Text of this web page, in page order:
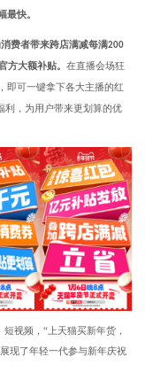
最快。
费者带来跨店满减每满200
方大额补贴。 在直播会场狂
即可一键拿下各大主播的红
利，为用户带来更划算的优
视频，“上天猫买新年货，
现了年轻一代参与新年庆祝